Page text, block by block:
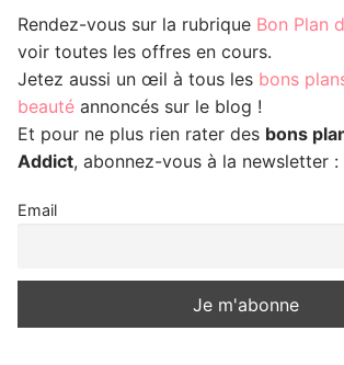
Rendez-vous sur la rubrique Bon Plan
voir toutes les offres en cours.
Jetez aussi un œil à tous les bons
beauté annoncés sur le blog !
Et pour ne plus rien rater des bons
Addict, abonnez-vous à la newsletter :
Email